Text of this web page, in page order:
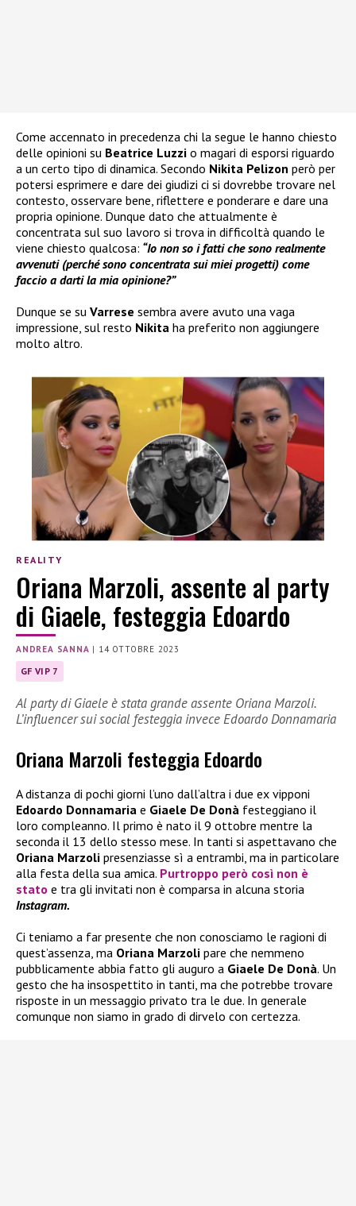
Come accennato in precedenza chi la segue le hanno chiesto
delle opinioni su Beatrice Luzzi o magari di esporsi riguardo
a un certo tipo di dinamica. Secondo Nikita Pelizon però per
potersi esprimere e dare dei giudizi ci si dovrebbe trovare nel
contesto, osservare bene, riflettere e ponderare e dare una
propria opinione. Dunque dato che attualmente è
concentrata sul suo lavoro si trova in difficoltà quando le
viene chiesto qualcosa: “Io non so i fatti che sono realmente
avvenuti (perché sono concentrata sui miei progetti) come
faccio a darti la mia opinione?”
Dunque se su Varrese sembra avere avuto una vaga
impressione, sul resto Nikita ha preferito non aggiungere
molto altro.
REALITY
Oriana Marzoli, assente al party
di Giaele, festeggia Edoardo
ANDREA SANNA | 14 OTTOBRE 2023
GF VIP 7
Al party di Giaele è stata grande assente Oriana Marzoli.
L’influencer sui social festeggia invece Edoardo Donnamaria
Oriana Marzoli festeggia Edoardo
A distanza di pochi giorni l’uno dall’altra i due ex vipponi
Edoardo Donnamaria e Giaele De Donà festeggiano il
loro compleanno. Il primo è nato il 9 ottobre mentre la
seconda il 13 dello stesso mese. In tanti si aspettavano che
Oriana Marzoli presenziasse sì a entrambi, ma in particolare
alla festa della sua amica. Purtroppo però così non è
stato e tra gli invitati non è comparsa in alcuna storia
Instagram.
Ci teniamo a far presente che non conosciamo le ragioni di
quest’assenza, ma Oriana Marzoli pare che nemmeno
pubblicamente abbia fatto gli auguro a Giaele De Donà. Un
gesto che ha insospettito in tanti, ma che potrebbe trovare
risposte in un messaggio privato tra le due. In generale
comunque non siamo in grado di dirvelo con certezza.